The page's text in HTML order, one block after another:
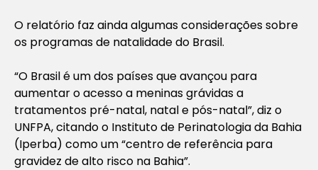
O relatório faz ainda algumas considerações sobre
os programas de natalidade do Brasil.
“O Brasil é um dos países que avançou para
aumentar o acesso a meninas grávidas a
tratamentos pré-natal, natal e pós-natal”, diz o
UNFPA, citando o Instituto de Perinatologia da Bahia
(Iperba) como um “centro de referência para
gravidez de alto risco na Bahia”.